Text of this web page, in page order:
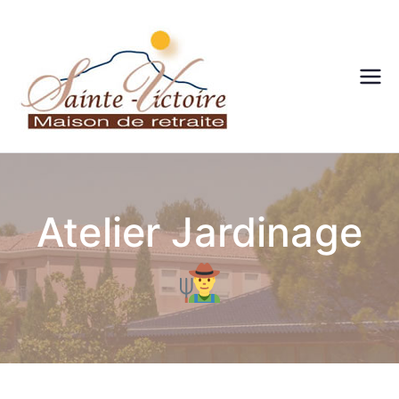
Maison
de
retraite
– Sainte
victoire
– Aix en
Provenc
Atelier Jardinage